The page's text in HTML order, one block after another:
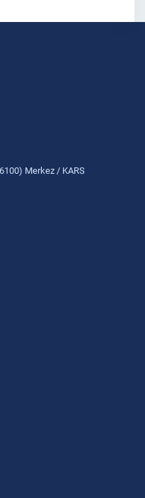
Merkez / KARS